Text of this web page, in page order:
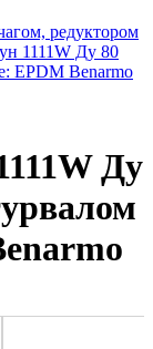
редуктором
1111W Ду 80
EPDM Benarmo
Ду